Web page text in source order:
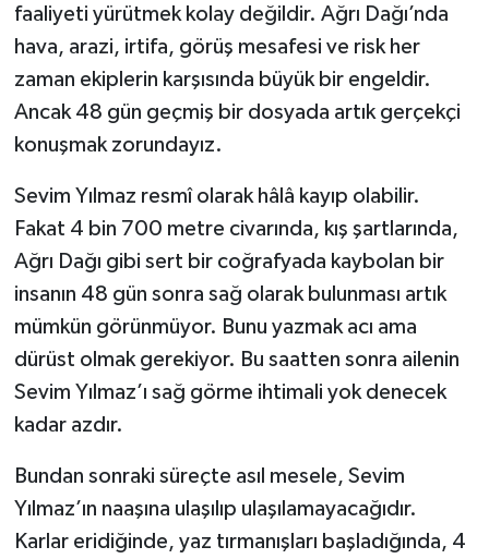
faaliyeti yürütmek kolay değildir. Ağrı Dağı’nda
hava, arazi, irtifa, görüş mesafesi ve risk her
zaman ekiplerin karşısında büyük bir engeldir.
Ancak 48 gün geçmiş bir dosyada artık gerçekçi
konuşmak zorundayız.
Sevim Yılmaz resmî olarak hâlâ kayıp olabilir.
Fakat 4 bin 700 metre civarında, kış şartlarında,
Ağrı Dağı gibi sert bir coğrafyada kaybolan bir
insanın 48 gün sonra sağ olarak bulunması artık
mümkün görünmüyor. Bunu yazmak acı ama
dürüst olmak gerekiyor. Bu saatten sonra ailenin
Sevim Yılmaz’ı sağ görme ihtimali yok denecek
kadar azdır.
Bundan sonraki süreçte asıl mesele, Sevim
Yılmaz’ın naaşına ulaşılıp ulaşılamayacağıdır.
Karlar eridiğinde, yaz tırmanışları başladığında, 4